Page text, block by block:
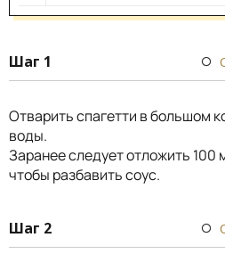
Шаг 1
Отварить спагетти в большом
воды.
Заранее следует отложить
чтобы разбавить соус.
Шаг 2